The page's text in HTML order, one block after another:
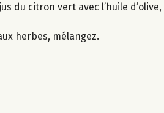
du citron vert avec l’huile d’olive,
herbes, mélangez.